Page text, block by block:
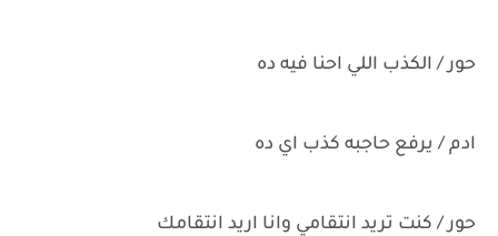
حور / الكذب اللي احنا فيه ده
ادم / يرفع حاجبه كذب اي ده
حور / كنت تريد انتقامي وانا اريد انتقامك